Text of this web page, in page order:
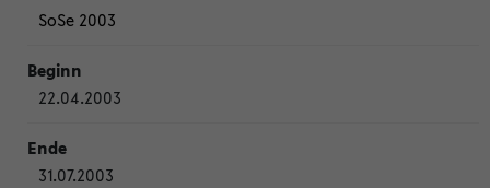
SoSe 2003
22.04.2003
31.07.2003